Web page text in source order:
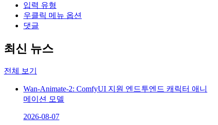
입력 유형
우클릭 메뉴 옵션
댓글
최신 뉴스
전체 보기
Wan-Animate-2: ComfyUI 지원 엔드투엔드 캐릭터 애니
메이션 모델
2026-08-07